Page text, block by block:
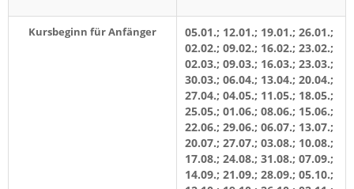
Kursbeginn für Anfänger
05.01.; 12.01.; 19.01.; 26.01.;
02.02.; 09.02.; 16.02.; 23.02.;
02.03.; 09.03.; 16.03.; 23.03.;
30.03.; 06.04.; 13.04.; 20.04.;
27.04.; 04.05.; 11.05.; 18.05.;
25.05.; 01.06.; 08.06.; 15.06.;
22.06.; 29.06.; 06.07.; 13.07.;
20.07.; 27.07.; 03.08.; 10.08.;
17.08.; 24.08.; 31.08.; 07.09.;
14.09.; 21.09.; 28.09.; 05.10.;